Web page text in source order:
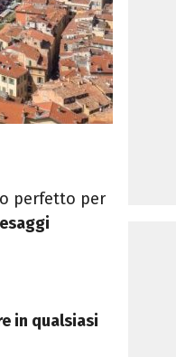
perfetto per
in qualsiasi